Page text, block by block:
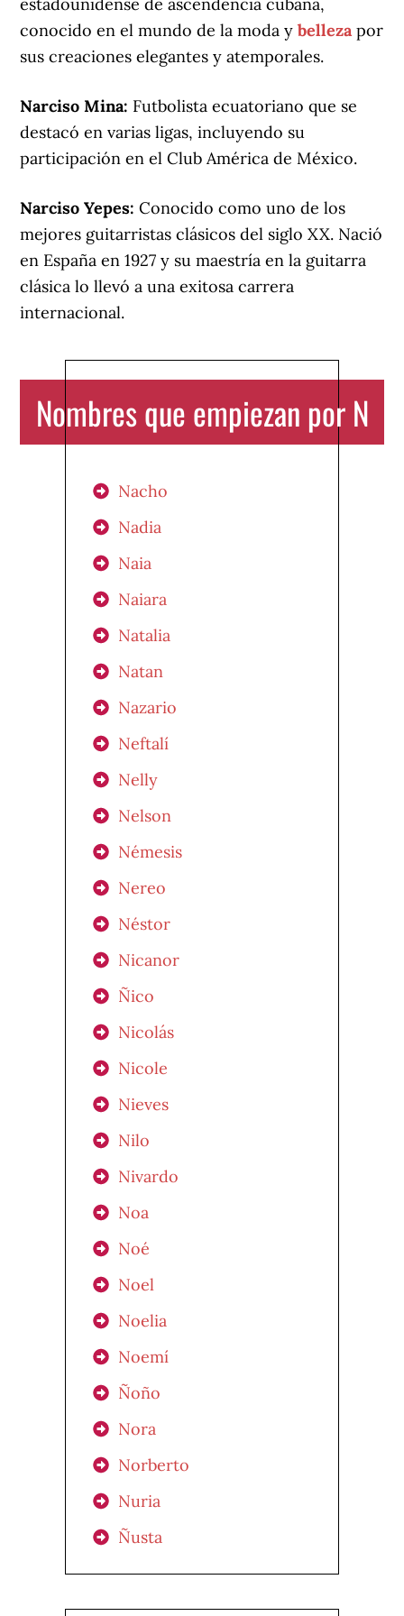
conocido en el mundo de la moda ybellezapor
sus creaciones elegantes y atemporales.
Narciso Mina: Futbolista ecuatoriano que se
destacó en varias ligas, incluyendo su
participación en el Club América de México.
Narciso Yepes: Conocido como uno de los
mejores guitarristas clásicos del siglo XX. Nació
en España en 1927 y su maestría en la guitarra
clásica lo llevó a una exitosa carrera
internacional.
Nombres que empiezan por N
Nacho
Nadia
Naia
Naiara
Natalia
Natan
Nazario
Neftalí
Nelly
Nelson
Némesis
Nereo
Néstor
Nicanor
Ñico
Nicolás
Nicole
Nieves
Nilo
Nivardo
Noa
Noé
Noel
Noelia
Noemí
Ñoño
Nora
Norberto
Nuria
Ñusta